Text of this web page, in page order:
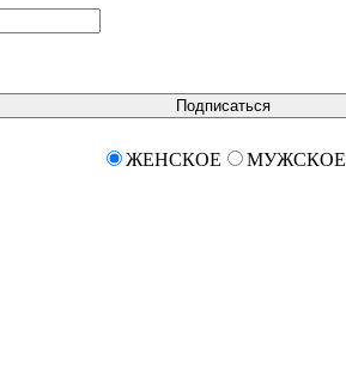
Подписаться
ЖЕНСКОЕ МУЖСКОЕ